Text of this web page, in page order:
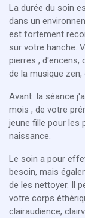
La durée du soin
dans un
est fortement
sur votre hanche.
pierres , d'encens,
de la musique zen,
Avant la séance
mois , de votre
jeune fille pour les
naissance.
Le soin a pour
besoin, mais
de les nettoyer. Il
votre corps
clairaudience,